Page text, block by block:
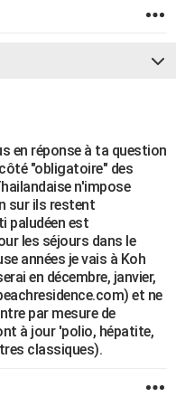
en réponse à ta question
"obligatoire" des
n'impose
sur ils restent
paludéen est
les séjours dans le
années je vais à Koh
en décembre, janvier,
et ne
par mesure de
à jour 'polio, hépatite,
classiques).